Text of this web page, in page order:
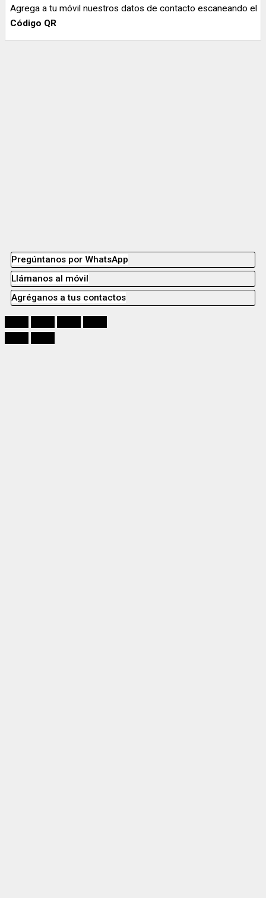
Agrega a tu móvil nuestros datos de contacto escaneando el
Código QR
Pregúntanos por WhatsApp
Llámanos al móvil
Agréganos a tus contactos